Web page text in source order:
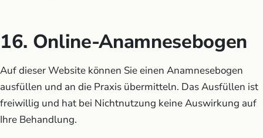
16. Online-Anamnesebogen
Auf dieser Website können Sie einen Anamnesebogen
ausfüllen und an die Praxis übermitteln. Das Ausfüllen ist
freiwillig und hat bei Nichtnutzung keine Auswirkung auf
Ihre Behandlung.